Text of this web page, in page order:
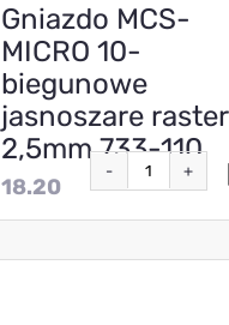
Gniazdo MCS-
MICRO 10-
biegunowe
jasnoszare raster
2,5mm 733-110
18.20
- +